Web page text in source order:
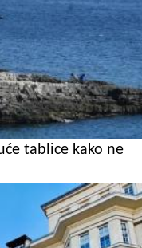
tablice kako ne